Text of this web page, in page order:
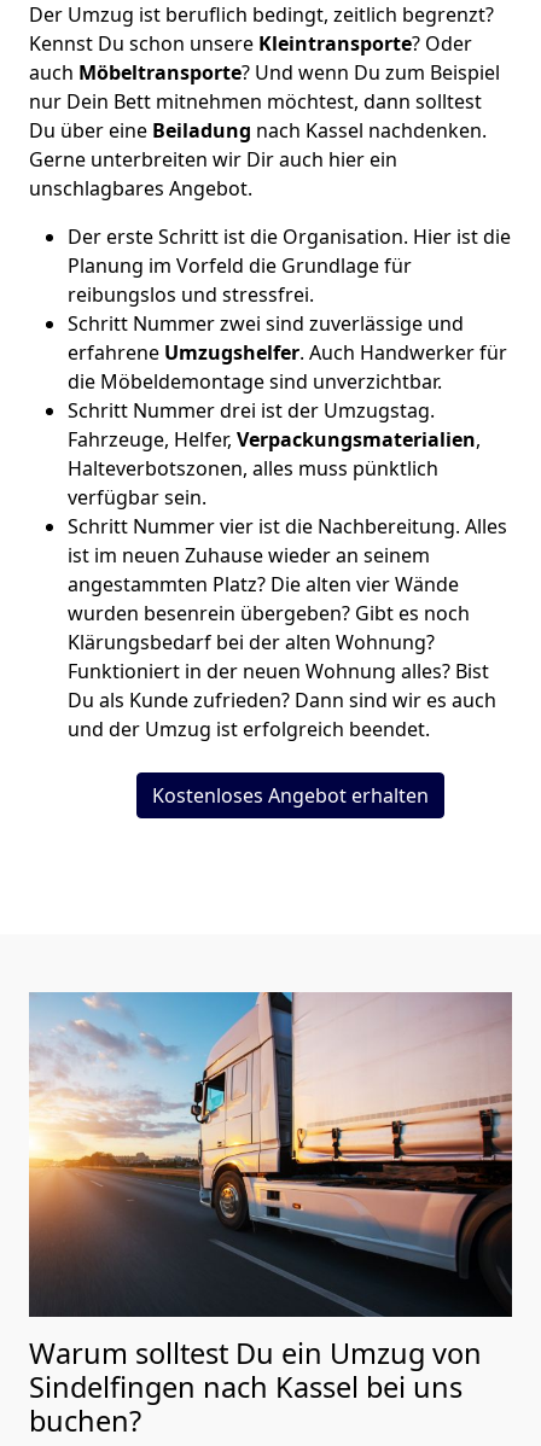
Der Umzug ist beruflich bedingt, zeitlich begrenzt?
Kennst Du schon unsere Kleintransporte? Oder
auch Möbeltransporte? Und wenn Du zum Beispiel
nur Dein Bett mitnehmen möchtest, dann solltest
Du über eine Beiladung nach Kassel nachdenken.
Gerne unterbreiten wir Dir auch hier ein
unschlagbares Angebot.
Der erste Schritt ist die Organisation. Hier ist die
Planung im Vorfeld die Grundlage für
reibungslos und stressfrei.
Schritt Nummer zwei sind zuverlässige und
erfahrene Umzugshelfer. Auch Handwerker für
die Möbeldemontage sind unverzichtbar.
Schritt Nummer drei ist der Umzugstag.
Fahrzeuge, Helfer, Verpackungsmaterialien,
Halteverbotszonen, alles muss pünktlich
verfügbar sein.
Schritt Nummer vier ist die Nachbereitung. Alles
ist im neuen Zuhause wieder an seinem
angestammten Platz? Die alten vier Wände
wurden besenrein übergeben? Gibt es noch
Klärungsbedarf bei der alten Wohnung?
Funktioniert in der neuen Wohnung alles? Bist
Du als Kunde zufrieden? Dann sind wir es auch
und der Umzug ist erfolgreich beendet.
Kostenloses Angebot erhalten
Warum solltest Du ein Umzug von
Sindelfingen nach Kassel bei uns
buchen?